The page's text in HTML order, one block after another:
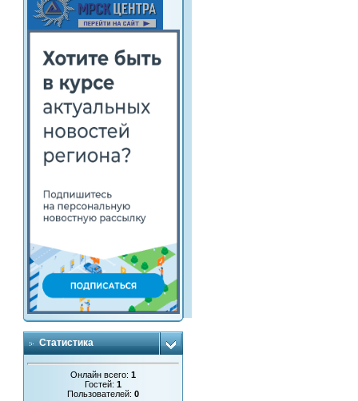
Статистика
Онлайн всего:1
Гостей:1
Пользователей:0